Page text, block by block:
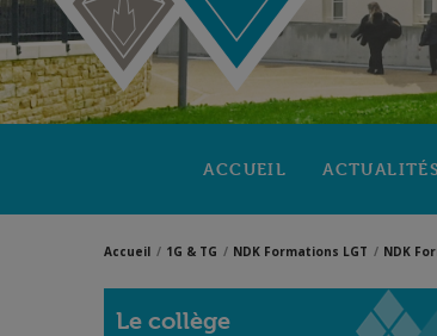
ACCUEIL ACTUALITÉS
Accueil 1G & TG NDK Formations LGT NDK
Le collège